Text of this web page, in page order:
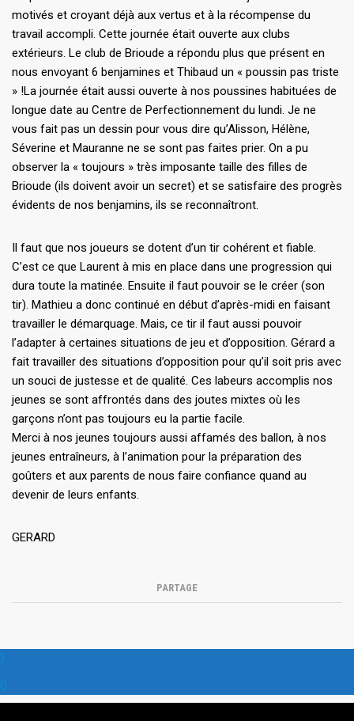
motivés et croyant déjà aux vertus et à la récompense du
travail accompli. Cette journée était ouverte aux clubs
extérieurs. Le club de Brioude a répondu plus que présent en
nous envoyant 6 benjamines et Thibaud un « poussin pas triste
» !La journée était aussi ouverte à nos poussines habituées de
longue date au Centre de Perfectionnement du lundi. Je ne
vous fait pas un dessin pour vous dire qu’Alisson, Hélène,
Séverine et Mauranne ne se sont pas faites prier. On a pu
observer la « toujours » très imposante taille des filles de
Brioude (ils doivent avoir un secret) et se satisfaire des progrès
évidents de nos benjamins, ils se reconnaîtront.
Il faut que nos joueurs se dotent d’un tir cohérent et fiable.
C’est ce que Laurent à mis en place dans une progression qui
dura toute la matinée. Ensuite il faut pouvoir se le créer (son
tir). Mathieu a donc continué en début d’après-midi en faisant
travailler le démarquage. Mais, ce tir il faut aussi pouvoir
l’adapter à certaines situations de jeu et d’opposition. Gérard a
fait travailler des situations d’opposition pour qu’il soit pris avec
un souci de justesse et de qualité. Ces labeurs accomplis nos
jeunes se sont affrontés dans des joutes mixtes où les
garçons n’ont pas toujours eu la partie facile.
Merci à nos jeunes toujours aussi affamés des ballon, à nos
jeunes entraîneurs, à l’animation pour la préparation des
goûters et aux parents de nous faire confiance quand au
devenir de leurs enfants.
GERARD
PARTAGE